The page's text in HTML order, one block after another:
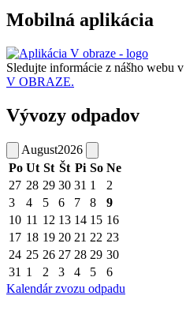
Mobilná aplikácia
Sledujte informácie z nášho webu v
V OBRAZE.
Vývozy odpadov
August2026
Po Ut St Št Pi So Ne
27 28 29 30 31 1
2
3
4 5 6 7 8
9
10 11 12 13 14 15 16
17 18 19 20 21 22 23
24 25 26 27 28 29 30
31 1 2 3 4 5
6
Kalendár zvozu odpadu